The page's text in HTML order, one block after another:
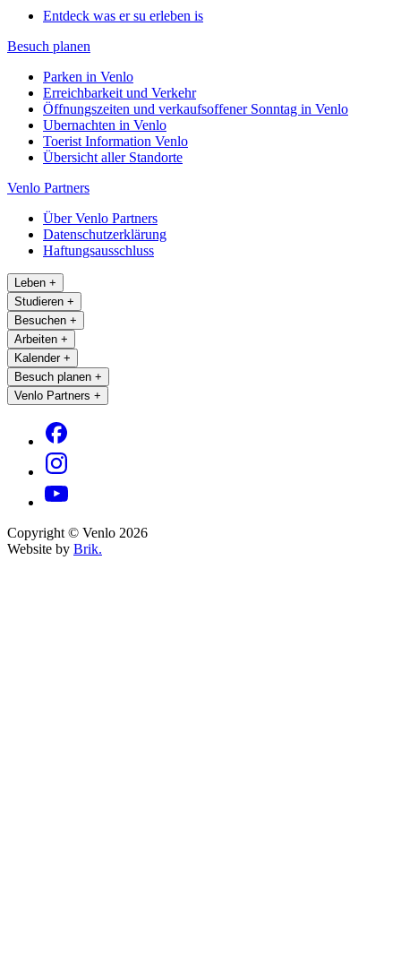
Entdeck was er su erleben is
Besuch planen
Parken in Venlo
Erreichbarkeit und Verkehr
Öffnungszeiten und verkaufsoffener Sonntag in Venlo
Ubernachten in Venlo
Toerist Information Venlo
Übersicht aller Standorte
Venlo Partners
Über Venlo Partners
Datenschutzerklärung
Haftungsausschluss
Leben +
Studieren +
Besuchen +
Arbeiten +
Kalender +
Besuch planen +
Venlo Partners +
Copyright © Venlo 2026
Website by Brik.